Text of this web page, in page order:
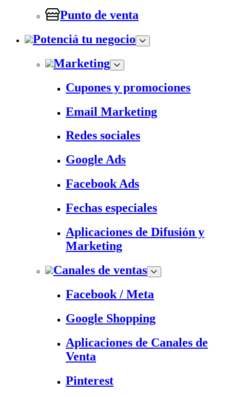
Punto de venta
Potenciá tu negocio
Marketing
Cupones y promociones
Email Marketing
Redes sociales
Google Ads
Facebook Ads
Fechas especiales
Aplicaciones de Difusión y
Marketing
Canales de ventas
Facebook / Meta
Google Shopping
Aplicaciones de Canales de
Venta
Pinterest